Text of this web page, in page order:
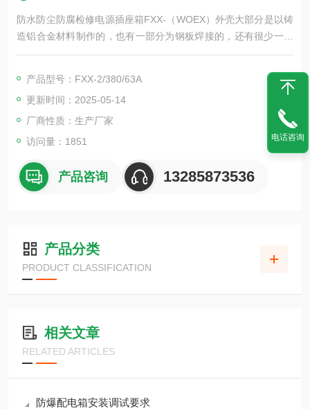
防水防尘防腐检修电源插座箱FXX-（WOEX）外壳大部分是以铸
造铝合金材料制作的，也有一部分为钢板焊接的，还有很少一部
分为绝缘材料外壳。内部主要由断路器、接触器、热继电器。三
掘用户需要而选择配备。对于控制箱壳体，有防爆型，防水防尘
防腐壳体来制造。
产品型号：FXX-2/380/63A
更新时间：2025-05-14
厂商性质：生产厂家
访问量：1851
产品咨询 13285873536
产品分类
PRODUCT CLASSIFICATION
相关文章
RELATED ARTICLES
防爆配电箱安装调试要求
电话咨询